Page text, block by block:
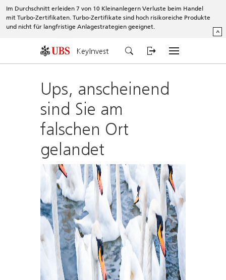
Im Durchschnitt erleiden 7 von 10 Kleinanlegern Verluste beim Handel
mit Turbo-Zertifikaten. Turbo-Zertifikate sind hoch risikoreiche Produkte
und nicht für langfristige Anlagestrategien geeignet.
^
KeyInvest
Ups, anscheinend
sind Sie am
falschen Ort
gelandet